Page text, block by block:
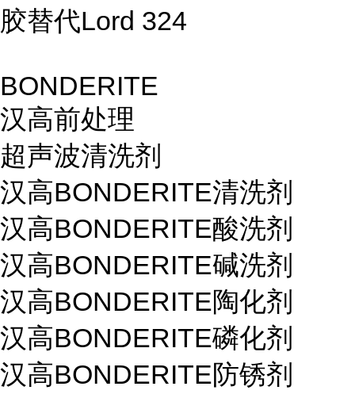
胶替代Lord 324
BONDERITE
汉高前处理
超声波清洗剂
汉高BONDERITE清洗剂
汉高BONDERITE酸洗剂
汉高BONDERITE碱洗剂
汉高BONDERITE陶化剂
汉高BONDERITE磷化剂
汉高BONDERITE防锈剂